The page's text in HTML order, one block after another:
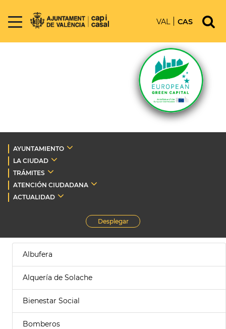
VAL CAS
AYUNTAMIENTO
LA CIUDAD
TRÁMITES
ATENCIÓN CIUDADANA
ACTUALIDAD
Desplegar
Albufera
Alquería de Solache
Bienestar Social
Bomberos